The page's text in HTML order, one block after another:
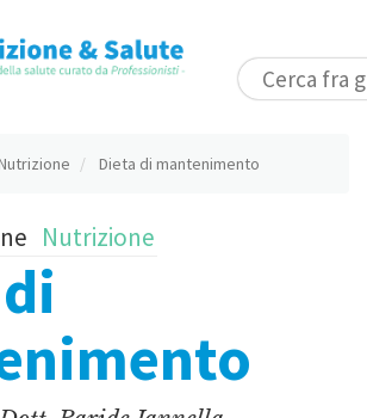
Dieta di mantenimento
Nutrizione